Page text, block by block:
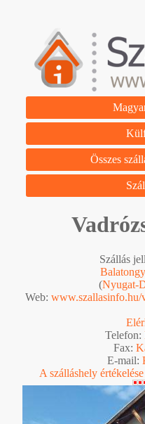
Összes
Szállás
(Nyugat-
Web: www.szallasinfo.hu/
Telefon:
Fax:
E-mail:
A szálláshely